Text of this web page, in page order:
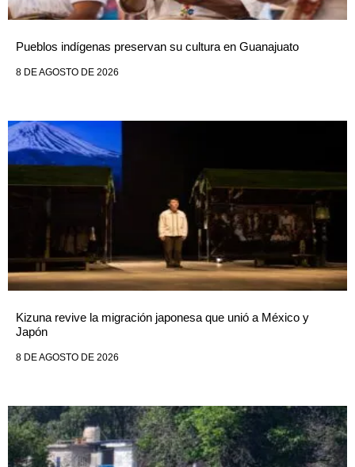
Pueblos indígenas preservan su cultura en Guanajuato
8 DE AGOSTO DE 2026
Kizuna revive la migración japonesa que unió a México y
Japón
8 DE AGOSTO DE 2026